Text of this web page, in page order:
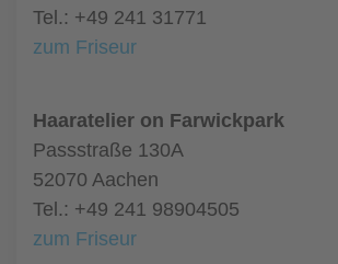
Tel.: +49 241 31771
zum Friseur
Haaratelier on Farwickpark
Passstraße 130A
52070 Aachen
Tel.: +49 241 98904505
zum Friseur